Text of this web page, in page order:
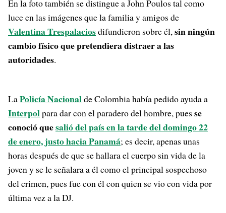
En la foto también se distingue a John Poulos tal como
luce en las imágenes que la familia y amigos de
Valentina Trespalaciosdifundieron sobre él,sin ningún
cambio físico que pretendiera distraer a las
autoridades.
LaPolicía Nacionalde Colombia había pedido ayuda a
Interpolpara dar con el paradero del hombre, pues se
conoció quesalió del país en la tarde del domingo 22
de enero, justo hacia Panamá; es decir, apenas unas
horas después de que se hallara el cuerpo sin vida de la
joven y se le señalara a él como el principal sospechoso
del crimen, pues fue con él con quien se vio con vida por
última vez a la DJ.